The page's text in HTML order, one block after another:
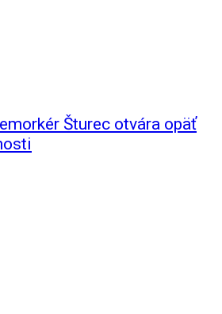
Šturec otvára opäť